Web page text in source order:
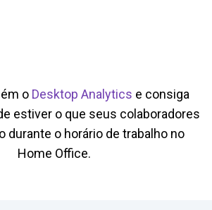
o Desktop Analytics e consiga
estiver o que seus colaboradores
durante o horário de trabalho no
Home Office.